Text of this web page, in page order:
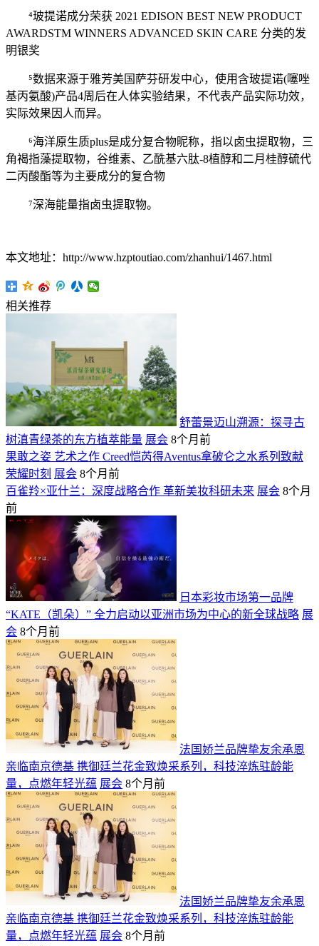
⁴玻提诺成分荣获 2021 EDISON BEST NEW PRODUCT
AWARDSTM WINNERS ADVANCED SKIN CARE 分类的发
明银奖
⁵数据来源于雅芳美国萨芬研发中心，使用含玻提诺(噻唑
基丙氨酸)产品4周后在人体实验结果，不代表产品实际功效，
实际效果因人而异。
⁶海洋原生质plus是成分复合物昵称，指以卤虫提取物，三
角褐指藻提取物，谷维素、乙酰基六肽-8植醇和二月桂醇硫代
二丙酸酯等为主要成分的复合物
⁷深海能量指卤虫提取物。
本文地址：http://www.hzptoutiao.com/zhanhui/1467.html
相关推荐
舒蕾景迈山溯源：探寻古
树滇青绿茶的东方植萃能量 展会 8个月前
果敢之姿 艺术之作 Creed恺芮得Aventus拿破仑之水系列致献
荣耀时刻 展会 8个月前
百雀羚×亚什兰：深度战略合作 革新美妆科研未来 展会 8个月
前
日本彩妆市场第一品牌
“KATE（凯朵）” 全力启动以亚洲市场为中心的新全球战略 展
会 8个月前
法国娇兰品牌挚友余承恩
亲临南京德基 携御廷兰花金致焕采系列，科技淬炼驻龄能
量，点燃年轻光蕴 展会 8个月前
法国娇兰品牌挚友余承恩
亲临南京德基 携御廷兰花金致焕采系列，科技淬炼驻龄能
量，点燃年轻光蕴 展会 8个月前